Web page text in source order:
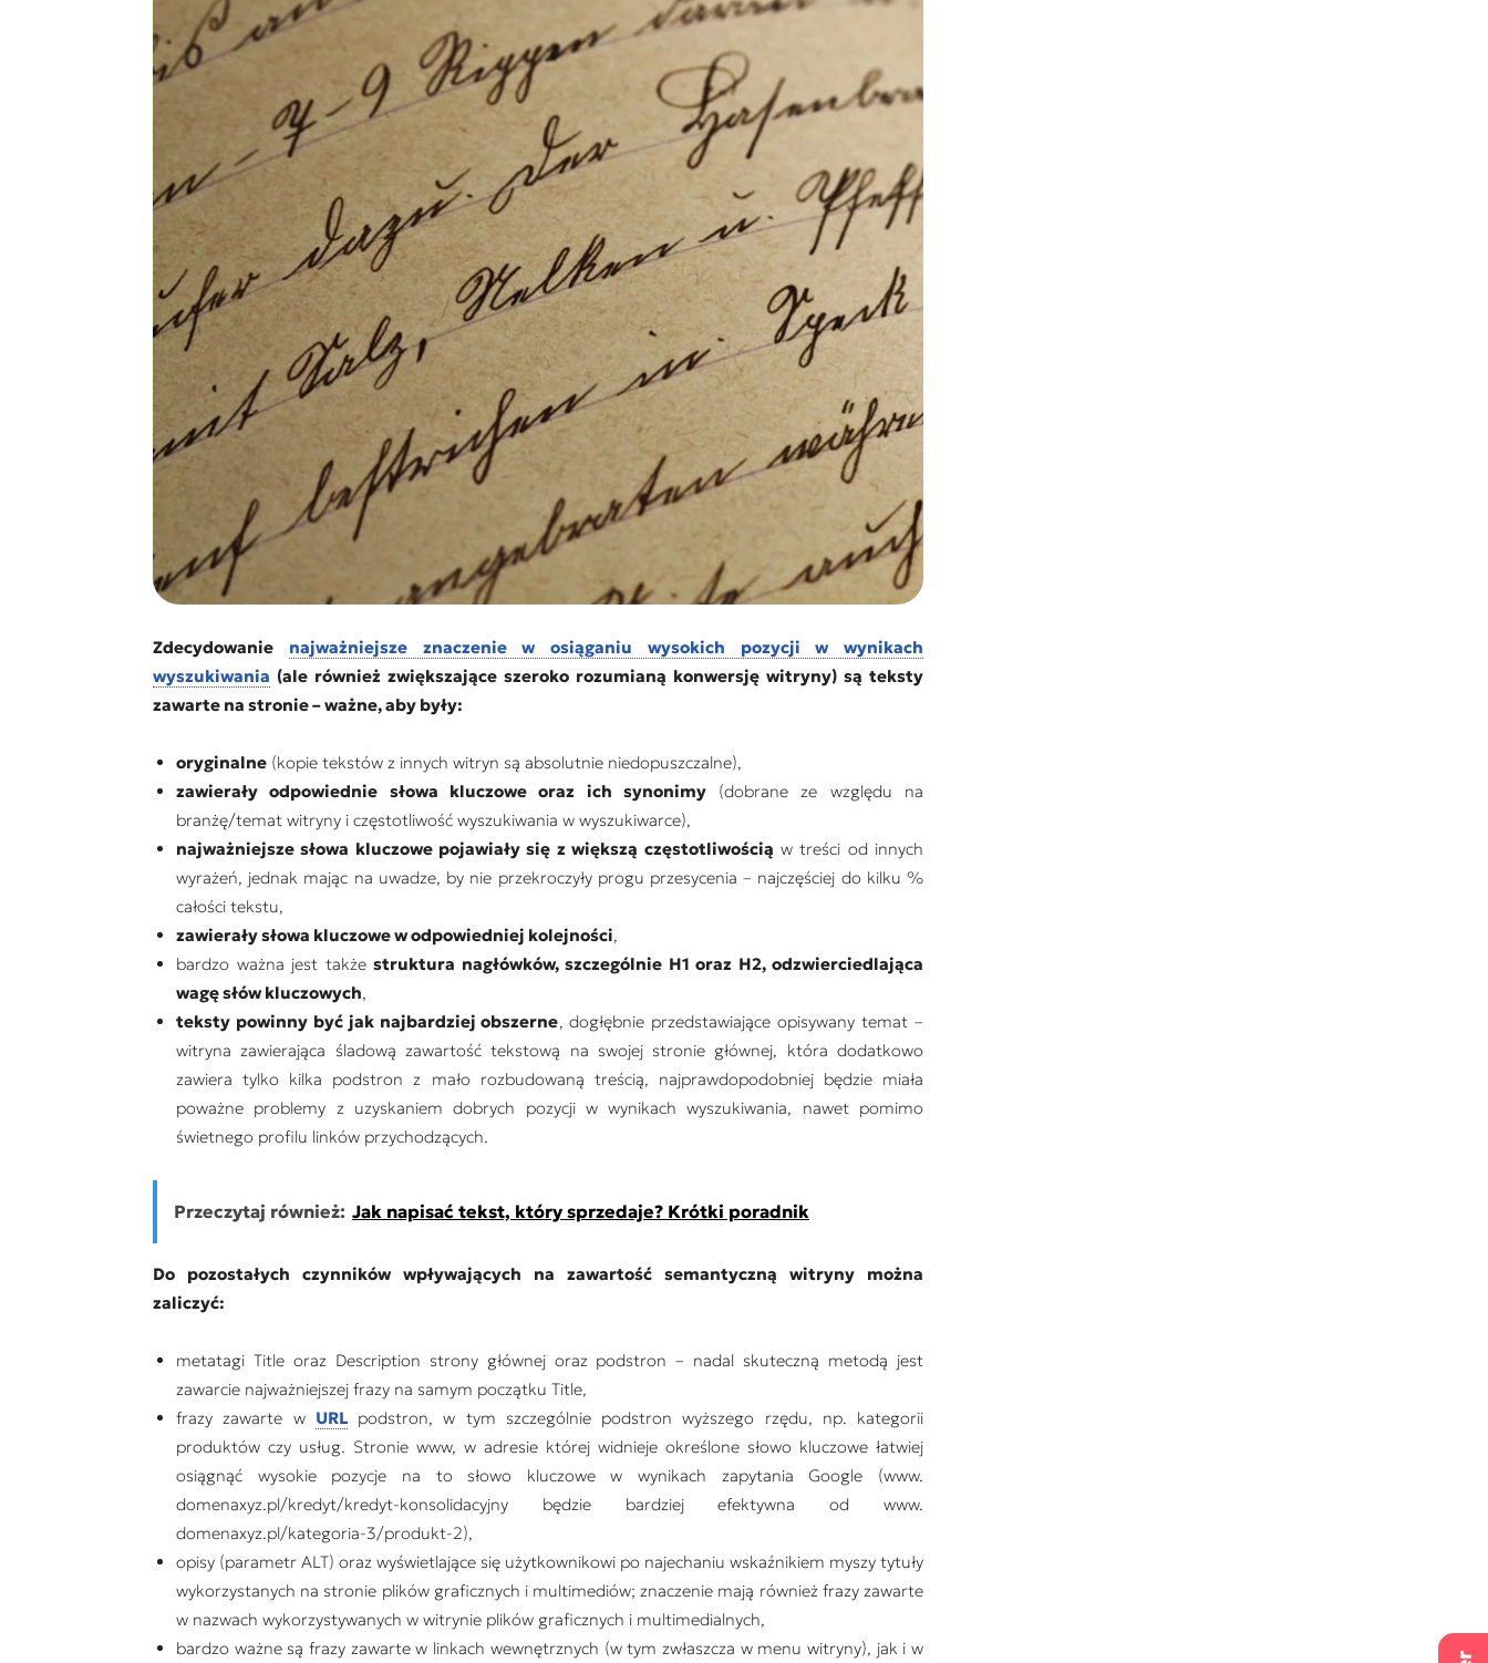
Zdecydowanie najważniejsze znaczenie w osiąganiu wysokich pozycji w wynikach
wyszukiwania (ale również zwiększające szeroko rozumianą konwersję witryny) są teksty
zawarte na stronie – ważne, aby były:
oryginalne (kopie tekstów z innych witryn są absolutnie niedopuszczalne),
zawierały odpowiednie słowa kluczowe oraz ich synonimy(dobrane ze względu na
branżę/temat witryny i częstotliwość wyszukiwania w wyszukiwarce),
najważniejsze słowa kluczowe pojawiały się z większą częstotliwością w treści od innych
wyrażeń, jednak mając na uwadze, by nie przekroczyły progu przesycenia – najczęściej do kilku %
całości tekstu,
zawierały słowa kluczowe w odpowiedniej kolejności,
bardzo ważna jest także struktura nagłówków, szczególnie H1 oraz H2, odzwierciedlająca
wagę słów kluczowych,
teksty powinny być jak najbardziej obszerne, dogłębnie przedstawiające opisywany temat –
witryna zawierająca śladową zawartość tekstową na swojej stronie głównej, która dodatkowo
zawiera tylko kilka podstron z mało rozbudowaną treścią, najprawdopodobniej będzie miała
poważne problemy z uzyskaniem dobrych pozycji w wynikach wyszukiwania, nawet pomimo
świetnego profilu linków przychodzących.
Przeczytaj również: Jak napisać tekst, który sprzedaje? Krótki poradnik
Do pozostałych czynników wpływających na zawartość semantyczną witryny można
zaliczyć:
metatagi Title oraz Description strony głównej oraz podstron – nadal skuteczną metodą jest
zawarcie najważniejszej frazy na samym początku Title,
frazy zawarte w URLpodstron, w tym szczególnie podstron wyższego rzędu, np. kategorii
produktów czy usług. Stronie www, w adresie której widnieje określone słowo kluczowe łatwiej
osiągnąć wysokie pozycje na to słowo kluczowe w wynikach zapytania Google (www.
domenaxyz.pl/kredyt/kredyt-konsolidacyjny będzie bardziej efektywna od www.
domenaxyz.pl/kategoria-3/produkt-2),
opisy (parametr ALT) oraz wyświetlające się użytkownikowi po najechaniu wskaźnikiem myszy tytuły
wykorzystanych na stronie plików graficznych i multimediów; znaczenie mają również frazy zawarte
w nazwach wykorzystywanych w witrynie plików graficznych i multimedialnych,
bardzo ważne są frazy zawarte w linkach wewnętrznych (w tym zwłaszcza w menu witryny), jak i w